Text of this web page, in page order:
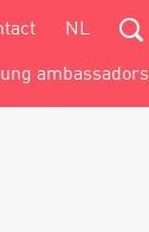
NL
ambassadors